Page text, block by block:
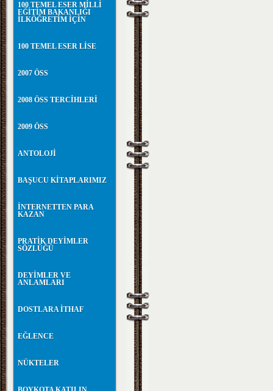
100 TEMEL ESER MİLLİ
EĞİTİM BAKANLIĞI
İLKÖĞRETİM İÇİN
100 TEMEL ESER LİSE
2007 ÖSS
2008 ÖSS TERCİHLERİ
2009 ÖSS
ANTOLOJİ
BAŞUCU KİTAPLARIMIZ
İNTERNETTEN PARA
KAZAN
PRATİK DEYİMLER
SÖZLÜĞÜ
DEYİMLER VE
ANLAMLARI
DOSTLARA İTHAF
EĞLENCE
NÜKTELER